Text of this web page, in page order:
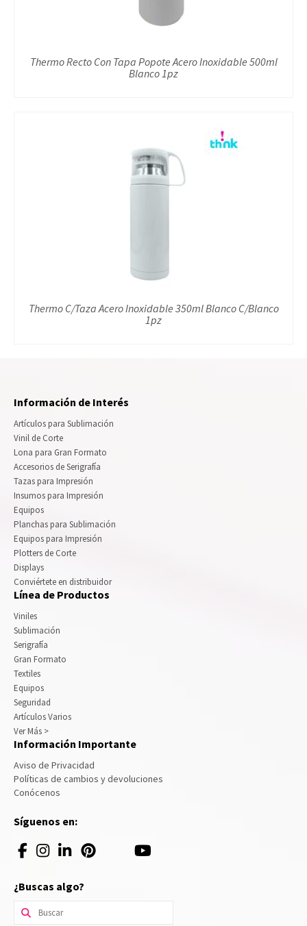
Thermo Recto Con Tapa Popote Acero Inoxidable 500ml
Blanco 1pz
Thermo C/Taza Acero Inoxidable 350ml Blanco C/Blanco
1pz
Información de Interés
Artículos para Sublimación
Vinil de Corte
Lona para Gran Formato
Accesorios de Serigrafía
Tazas para Impresión
Insumos para Impresión
Equipos
Planchas para Sublimación
Equipos para Impresión
Plotters de Corte
Displays
Conviértete en distribuidor
Línea de Productos
Viniles
Sublimación
Serigrafía
Gran Formato
Textiles
Equipos
Seguridad
Artículos Varios
Ver Más >
Información Importante
Aviso de Privacidad
Políticas de cambios y devoluciones
Conócenos
Síguenos en:
¿Buscas algo?
Buscar
por: